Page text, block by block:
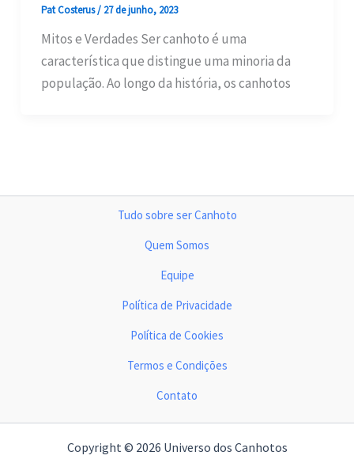
Pat Costerus/ 27 de junho, 2023
Mitos e Verdades Ser canhoto é uma
característica que distingue uma minoria da
população. Ao longo da história, os canhotos
Tudo sobre ser Canhoto
Quem Somos
Equipe
Política de Privacidade
Política de Cookies
Termos e Condições
Contato
Copyright © 2026 Universo dos Canhotos